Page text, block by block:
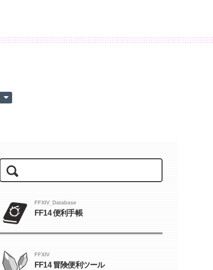
FFXIV_Database
FF14 便利手帳
FFXIV
FF14 冒険便利ツール